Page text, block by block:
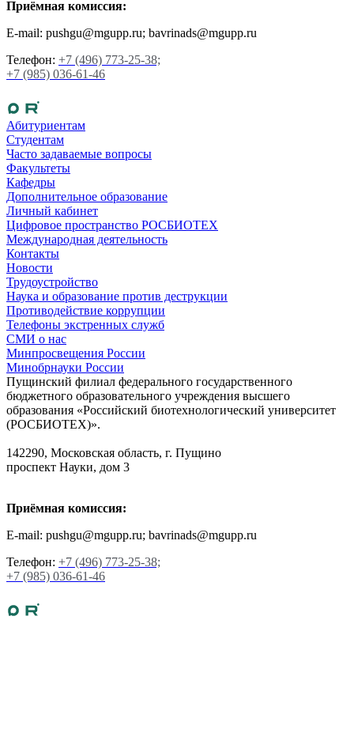
Приёмная комиссия:
E-mail: pushgu@mgupp.ru; bavrinads@mgupp.ru
Телефон: +7 (496) 773-25-38;
+7 (985) 036-61-46
Абитуриентам
Студентам
Часто задаваемые вопросы
Факультеты
Кафедры
Дополнительное образование
Личный кабинет
Цифровое пространство РОСБИОТЕХ
Международная деятельность
Контакты
Новости
Трудоустройство
Наука и образование против деструкции
Противодействие коррупции
Телефоны экстренных служб
СМИ о нас
Минпросвещения России
Минобрнауки России
Пущинский филиал федерального государственного
бюджетного образовательного учреждения высшего
образования «Российский биотехнологический университет
(РОСБИОТЕХ)».
142290, Московская область, г. Пущино
проспект Науки, дом 3
Приёмная комиссия:
E-mail: pushgu@mgupp.ru; bavrinads@mgupp.ru
Телефон: +7 (496) 773-25-38;
+7 (985) 036-61-46